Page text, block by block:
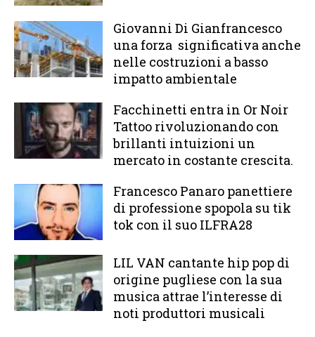
Giovanni Di Gianfrancesco
una forza significativa anche
nelle costruzioni a basso
impatto ambientale
Facchinetti entra in Or Noir
Tattoo rivoluzionando con
brillanti intuizioni un
mercato in costante crescita.
Francesco Panaro panettiere
di professione spopola su tik
tok con il suo ILFRA28
LIL VAN cantante hip pop di
origine pugliese con la sua
musica attrae l’interesse di
noti produttori musicali